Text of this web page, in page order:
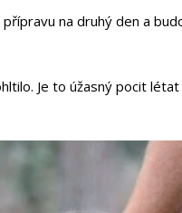
na druhý den a
Je to úžasný pocit